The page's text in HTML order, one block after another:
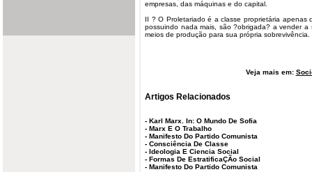
empresas, das máquinas e do capital.
II ? O Proletariado é a classe proprietária
possuindo nada mais, são ?obrigada? a vender
meios de produção para sua própria sobrevivência.
Veja mais em:
Artigos Relacionados
- Karl Marx. In: O Mundo De Sofia
- Marx E O Trabalho
- Manifesto Do Partido Comunista
- Consciência De Classe
- Ideologia E Ciencia Social
- Formas De EstratificaÇÃo Social
- Manifesto Do Partido Comunista